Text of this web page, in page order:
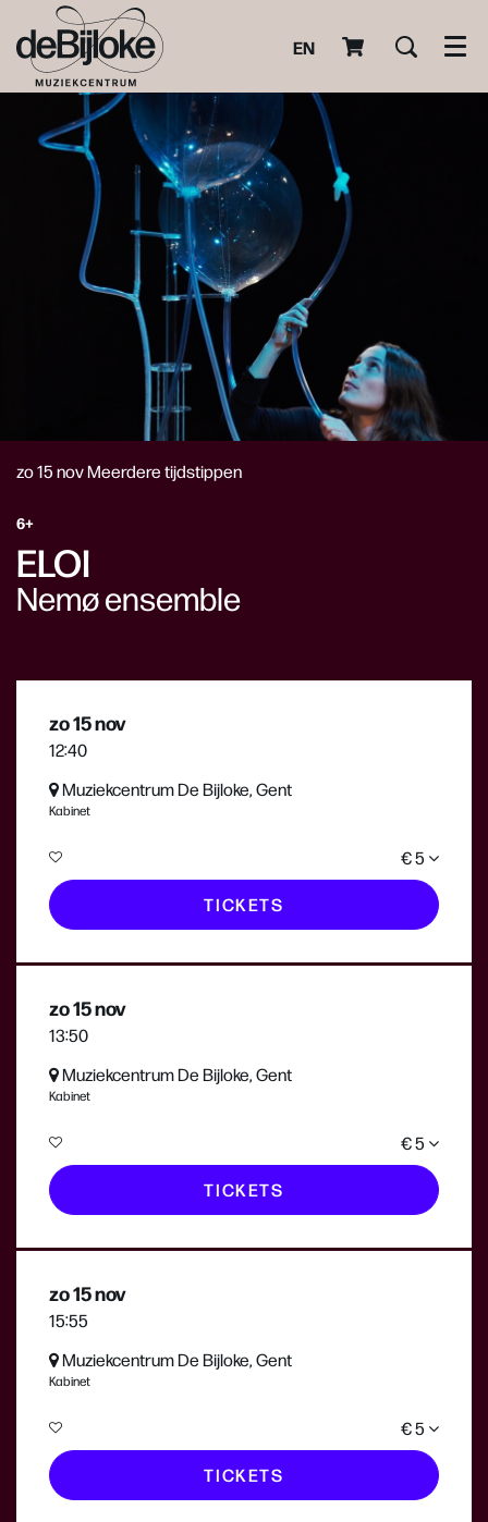
EN
ELOI
Nemø ensemble
6+
zo 15 novMeerdere tijdstippen
zo 15 nov
12:40
Muziekcentrum De Bijloke, Gent
Kabinet
€ 5
TICKETS
zo 15 nov
13:50
Muziekcentrum De Bijloke, Gent
Kabinet
€ 5
TICKETS
zo 15 nov
15:55
Muziekcentrum De Bijloke, Gent
Kabinet
€ 5
TICKETS